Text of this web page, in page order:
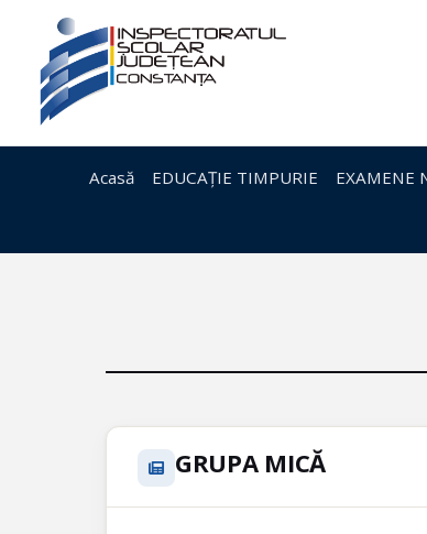
Acasă EDUCAȚIE TIMPURIE EXAMENE
GRUPA MICĂ